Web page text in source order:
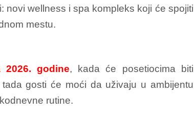
wellness i spa kompleks koji će spojiti
mestu.
2026. godine, kada će posetiocima biti
gosti će moći da uživaju u ambijentu
rutine.